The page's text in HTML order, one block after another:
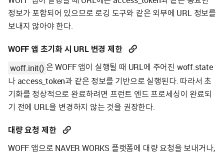
정보가 포함되어 있으므로 로깅 도구와 같은 외부에 URL 정보를
보내지 않아야 한다.
WOFF 앱 초기화 시 URL 변경 제한
woff.init() 은 WOFF 앱이 실행될 때 URL에 주어진 woff.state
나 access_token과 같은 정보를 기반으로 실행된다. 따라서 초
기화를 정상적으로 완료하려면 프런트 엔드 프로세싱이 완료되
기 전에 URL을 변경하지 않는 것을 권장한다.
대량 요청 제한
WOFF 앱으로 NAVER WORKS 플랫폼에 대량 요청을 보내거나,